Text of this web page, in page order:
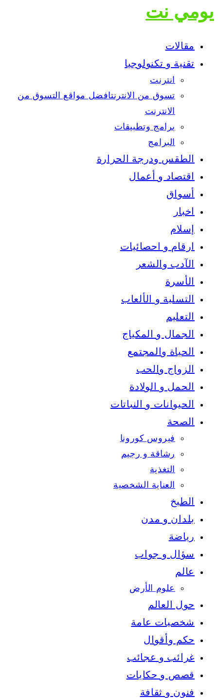
يومي نت
مقالات
تقنية و تكنولوجيا
انترنت
تسوق من الانترنتافضل مواقع التسوق من
الانترنت
برامج وتطبيقات
البرامج
الطقس ودرجة الحرارة
اقتصاد و أعمال
أسواق
اخبار
إسلام
ارقام و احصائيات
الآدب والشعر
الأسرة
التسلية و الألعاب
التعليم
الجمال و المكياج
الحياة والمجتمع
الزواج والحب
الحمل و الولادة
الحيوانات و النباتات
الصحة
فيروس كورونا
رشاقة و رجيم
التغذية
العناية الشخصية
الطبخ
بلدان و مدن
رياضة
سؤال و جواب
عالم
علوم الأرض
حول العالم
شخصيات عامة
حكم وأقوال
غرائب و عجائب
قصص و حكايات
فنون و ثقافة